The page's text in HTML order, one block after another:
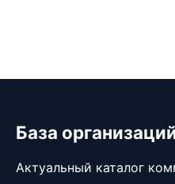
База
Актуальный каталог